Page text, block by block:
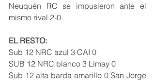
Neuquén RC se impusieron ante el
mismo rival 2-0.
EL RESTO:
Sub 12 NRC azul 3 CAI 0
SUB 12 NRC blanco 3 Limay 0
Sub 12 alta barda amarillo 0 San Jorge